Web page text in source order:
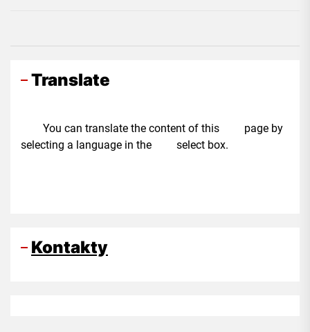
Translate
You can translate the content of this page by
selecting a language in the select box.
Kontakty